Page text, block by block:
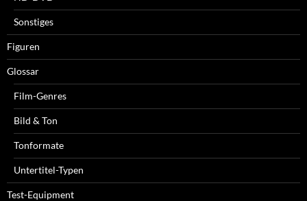
Sonstiges
Figuren
Glossar
Film-Genres
Bild & Ton
Tonformate
Untertitel-Typen
Test-Equipment